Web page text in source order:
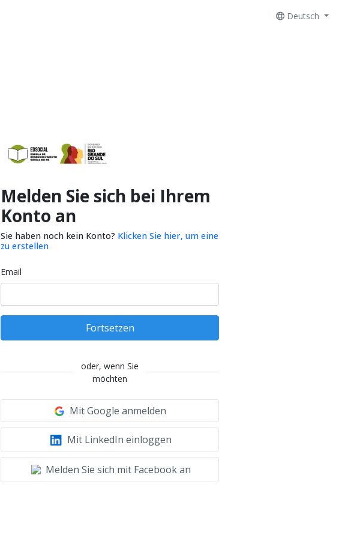
Deutsch
Melden Sie sich bei Ihrem
Konto an
Sie haben noch kein Konto? Klicken Sie hier, um eine
zu erstellen
Email
Fortsetzen
oder, wenn Sie
möchten
Mit Google anmelden
Mit LinkedIn einloggen
Melden Sie sich mit Facebook an